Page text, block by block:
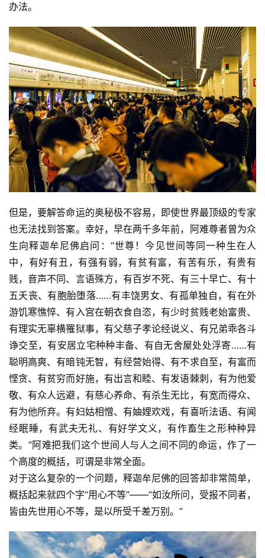
办法。
但是，要解答命运的奥秘极不容易，即使世界最顶级的专家
也无法找到答案。幸好，早在两千多年前，阿难尊者曾为众
生向释迦牟尼佛启问：“世尊！今见世间等同一种生在人
中，有好有丑，有强有弱，有贫有富，有苦有乐，有贵有
贱，音声不同、言语殊方，有百岁不死、有三十早亡、有十
五夭丧、有胞胎堕落……有丰饶男女、有孤单独自，有在外
游饥寒憔悴、有入宫在朝衣食自恣，有少时贫贱老始富贵、
有理实无辜横罹狱事，有父慈子孝论经说义、有兄弟乖各斗
诤交至，有安居立宅种种丰备、有自无舍屋处处浮寄……有
聪明高爽、有暗钝无智，有经营始得、有不求自至，有富而
悭贪、有贫穷而好施，有出言和睦、有发语棘刺，有为他爱
敬、有众人远避，有慈心养命、有杀生无比，有宽而得众、
有为他所弃。有妇姑相憎、有妯娌欢戏，有喜听法语、有闻
经眠睡，有武夫无礼、有好学文义，有作畜生之形种种异
类。”阿难把我们这个世间人与人之间不同的命运，作了一
个高度的概括，可谓是非常全面。
对于这么复杂的一个问题，释迦牟尼佛的回答却非常简单，
概括起来就四个字“用心不等”——“如汝所问，受报不同者，
皆由先世用心不等，是以所受千差万别。”